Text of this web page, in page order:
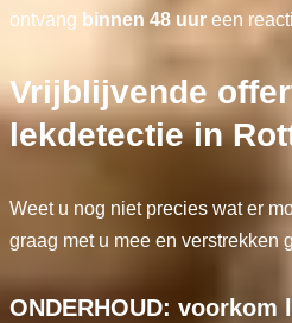
ontvang binnen 48 uureen
Vrijblijvende
lekdetectie in
Weet u nog niet precies wat er
graag met u mee en verstrekken
ONDERHOUD: voorkom